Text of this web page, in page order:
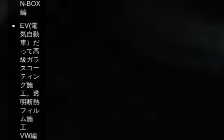
N-BOX
編
EV(電
気自動
車）だ
って高
級ガラ
スコー
ティン
グ施
工。透
明断熱
フィル
ム施
工
VW編